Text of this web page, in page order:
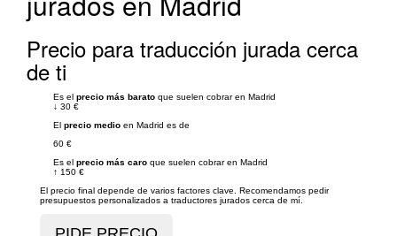
Precio para traducción jurada cerca
de ti
Es el precio más barato que suelen cobrar en Madrid
↓ 30 €
El precio medio en Madrid es de
60 €
Es el precio más caro que suelen cobrar en Madrid
↑ 150 €
El precio final depende de varios factores clave. Recomendamos pedir
presupuestos personalizados a traductores jurados cerca de mí.